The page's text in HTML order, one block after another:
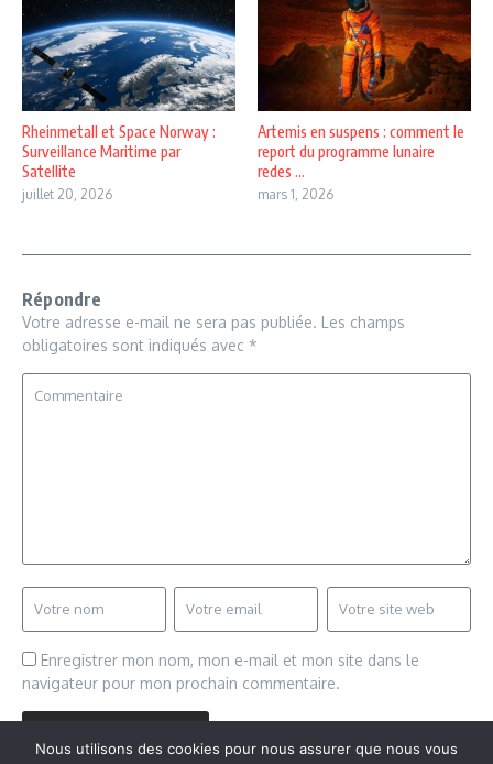
Rheinmetall et Space Norway :
Surveillance Maritime par
Satellite
juillet 20, 2026
Artemis en suspens : comment le
report du programme lunaire
redes ...
mars 1, 2026
Répondre
Votre adresse e-mail ne sera pas publiée. Les champs
obligatoires sont indiqués avec *
Enregistrer mon nom, mon e-mail et mon site dans le
navigateur pour mon prochain commentaire.
Nous utilisons des cookies pour nous assurer que nous vous